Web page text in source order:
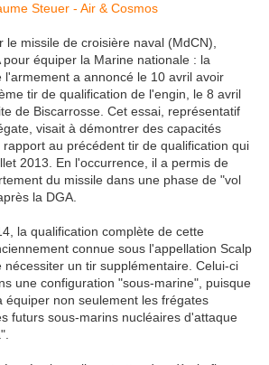
Steuer - Air & Cosmos
le missile de croisière naval (MdCN),
équiper la Marine nationale : la
l'armement a annoncé le 10 avril avoir
tir de qualification de l'engin, le 8 avril
de Biscarrosse. Cet essai, représentatif
visait à démontrer des capacités
au précédent tir de qualification qui
2013. En l'occurrence, il a permis de
du missile dans une phase de "vol
la DGA.
la qualification complète de cette
connue sous l'appellation Scalp
nécessiter un tir supplémentaire. Celui-ci
une configuration "sous-marine", puisque
équiper non seulement les frégates
futurs sous-marins nucléaires d'attaque